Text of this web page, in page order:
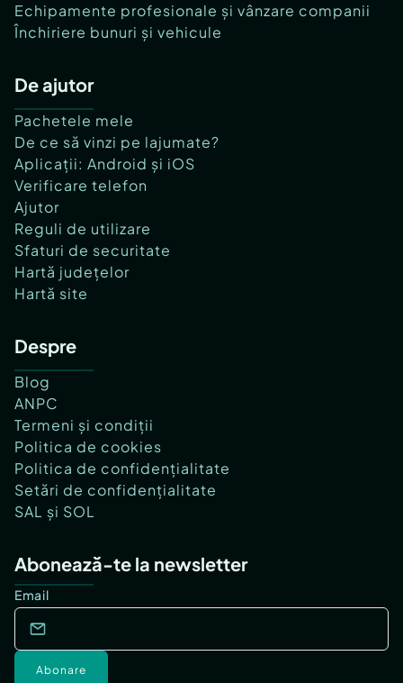
Echipamente profesionale și vânzare companii
Închiriere bunuri și vehicule
De ajutor
Pachetele mele
De ce să vinzi pe lajumate?
Aplicații: Android și iOS
Verificare telefon
Ajutor
Reguli de utilizare
Sfaturi de securitate
Hartă județelor
Hartă site
Despre
Blog
ANPC
Termeni și condiții
Politica de cookies
Politica de confidențialitate
Setări de confidențialitate
SAL și SOL
Abonează-te la newsletter
Email
Abonare